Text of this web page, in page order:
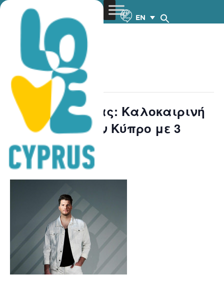
EN
« All Events
This event has passed.
Λούκας Γιώρκας: Καλοκαιρινή
περιοδεία στην Κύπρο με 3
συναυλίες!
June 25, 2023